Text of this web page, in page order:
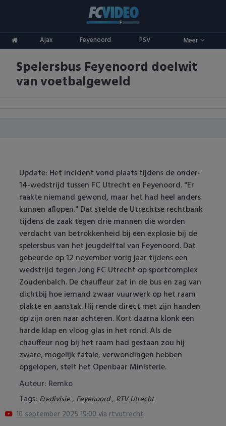
Ajax Feyenoord PSV Meer
ADO Den Haag
Ajax
FC Utrecht
Feyenoord
Heracles Almelo
NAC Breda
PEC Zwolle
PSV
Roda JC
SC Heerenveen
Sparta
Vitesse
Competities
Eredivisie
Keuken Kampioen Divisie
Champions League
Europa League
Conference League
Oranje
Spelersbus Feyenoord doelwit
van voetbalgeweld
Update: Het incident vond plaats tijdens de onder-
14-wedstrijd tussen FC Utrecht en Feyenoord. "Er
raakte niemand gewond, maar het had heel anders
kunnen aflopen." Dat stelde de Utrechtse rechtbank
tijdens de zaak tegen drie mannen die worden
verdacht van betrokkenheid bij een explosie bij de
spelersbus van het jeugdelftal van Feyenoord. Dat
gebeurde op 12 november vorig jaar tijdens een
wedstrijd tegen Jong FC Utrecht op sportcomplex
Zoudenbalch. De chauffeur zat in de bus en zag van
dichtbij hoe iemand zwaar vuurwerk op het raam
plakte en aanstak. Hij rende direct met zijn handen
op zijn oren naar achteren. Kort daarna klonk een
harde klap en vloog glas in het rond. Als de
chauffeur nog bij het raam had gestaan zou hij
zware, mogelijk fatale, verwondingen hebben
opgelopen, stelt het Openbaar Ministerie.
Auteur: Remko
Tags: Eredivisie, Feyenoord, RTV Utrecht
10 september 2025 19:00via rtvutrecht